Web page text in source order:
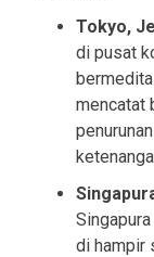
Tokyo,
di pusat
mencatat
di hampir